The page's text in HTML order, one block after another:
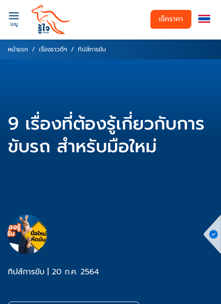
เมนู เช็คราคา
หน้าแรก เรื่องราวดีๆ ทิปส์การขับ
9 เรื่องที่ต้องรู้เกี่ยวกับการ
ขับรถ สำหรับมือใหม่
ทิปส์การขับ | 20 ก.ค. 2564